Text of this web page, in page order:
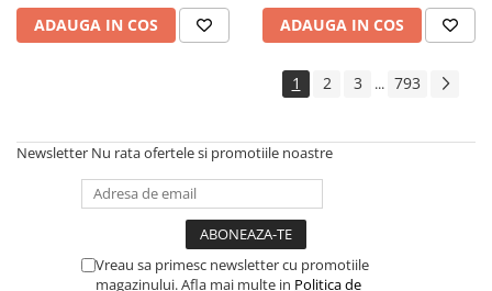
Bibliografie didactică
Dicționare și gramatici
Romane și literatură
Clasici români și universali
Thriller și mister
ADAUGA IN COS ADAUGA IN COS
1 2 3 ... 793
Newsletter Nu rata ofertele si promotiile noastre
Vreau sa primesc newsletter cu promotiile
magazinului. Afla mai multe in Politica de